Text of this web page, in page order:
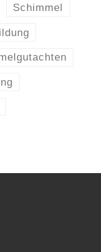
Schimmel